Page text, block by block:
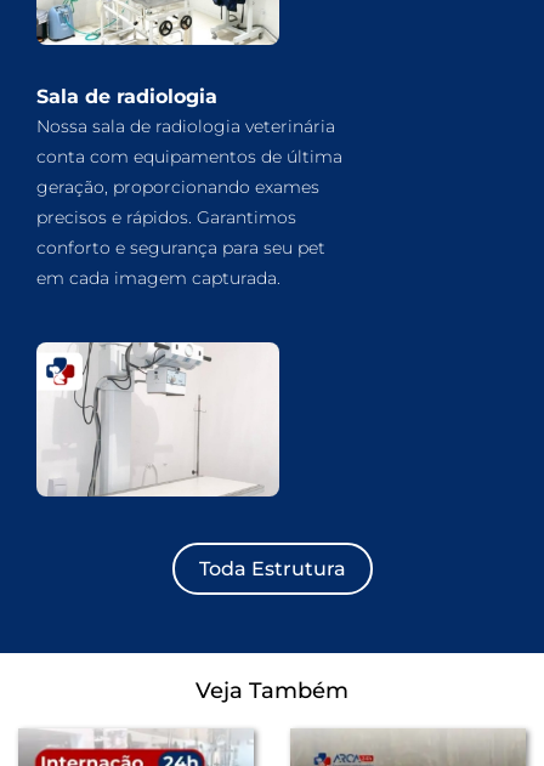
Sala de radiologia
Nossa sala de radiologia veterinária
conta com equipamentos de última
geração, proporcionando exames
precisos e rápidos. Garantimos
conforto e segurança para seu pet
em cada imagem capturada.
Toda Estrutura
Veja Também